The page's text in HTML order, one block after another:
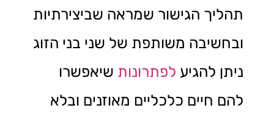
תהליך הגישור שמראה שביצירתיות
ובחשיבה משותפת של שני בני הזוג
ניתן להגיע לפתרונות שיאפשרו
להם חיים כלכליים מאוזנים ובלא